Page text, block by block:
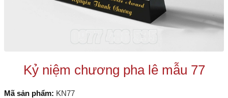
Kỷ niệm chương pha lê mẫu 77
Mã sản phẩm: KN77